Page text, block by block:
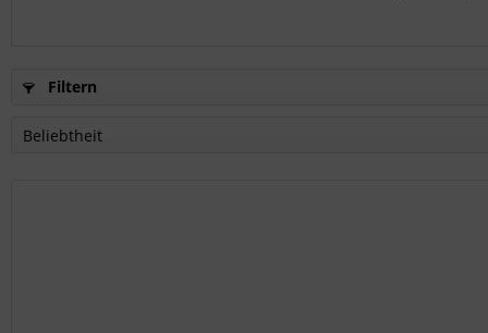
Filtern